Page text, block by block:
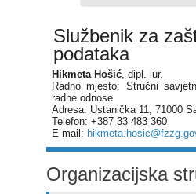
Službenik za
podataka
Hikmeta Hošić, dipl. iur.
Radno mjesto: Stručni
radne odnose
Adresa: Ustanička 11, 71000
Telefon: +387 33 483 360
E-mail:
Organizacijska